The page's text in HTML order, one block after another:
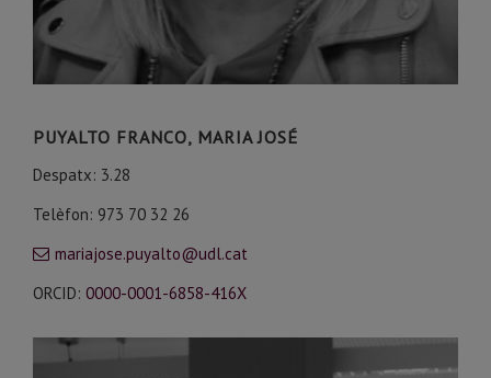
PUYALTO FRANCO, MARIA JOSÉ
Despatx: 3.28
Telèfon: 973 70 32 26
mariajose.puyalto@udl.cat
ORCID: 0000-0001-6858-416X